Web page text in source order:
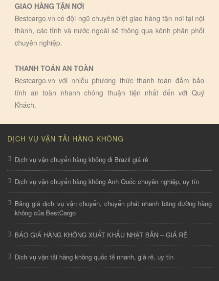
GIAO HÀNG TẬN NƠI
Bestcargo.vn có đội ngũ chuyên biệt giao hàng tận nơi tại nội
thành, các tỉnh và nước ngoài sẽ thông qua kênh phân phối
chuyên nghiệp.
THANH TOÁN AN TOÀN
Bestcargo.vn với nhiếu phương thức thanh toán đảm bảo
tính an toàn nhanh chóng thuận tiện nhất đến với Quý
Khách.
DỊCH VỤ VẬN TẢI HÀNG KHÔNG
Dịch vụ vận chuyển hàng không đi Brazil giá rẻ
Dịch vụ vận chuyển hàng không Anh Quốc chuyên nghiệp, uy tín
Bảng giá dịch vụ vận chuyển, chuyển phát nhanh bằng đường hàng
không của BestCargo
BÁO GIÁ HÀNG KHÔNG XUẤT KHẨU NHẬT BẢN – GIÁ RẺ
Dịch vụ vận tải hàng không quốc tế nhanh, giá rẻ, uy tín